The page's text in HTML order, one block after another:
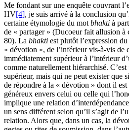
Me fondant sur une enquête couvrant
HV[4], je suis arrivé à la conclusion
certaine étymologie du mot bhakti à
de « partager » (Ducoeur fait allusion à
80). La bhakti est plutôt l’expression
« dévotion », de l’inférieur vis-à-vis de
immédiatement supérieur à l’intérieur
comme naturellement hiérarchisé.
supérieur, mais qui ne peut exister que
de répondre à la « dévotion » dont il est
généreux envers celui ou celle qui
implique une relation
un sens différent selon qu’il s’agit de
relation. Alors que, dans un cas, la